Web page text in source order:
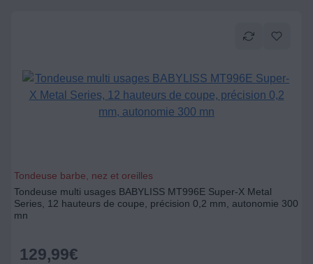
Tondeuse barbe, nez et oreilles
Tondeuse multi usages BABYLISS MT996E Super-X Metal
Series, 12 hauteurs de coupe, précision 0,2 mm, autonomie 300
mn
129,99€